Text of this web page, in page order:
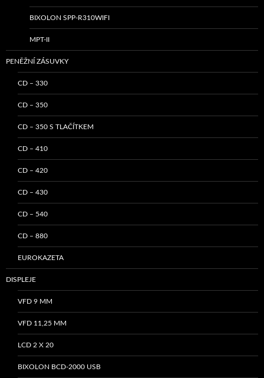
BIXOLON SPP-R310WIFI
MPT-II
PENĚŽNÍ ZÁSUVKY
CD – 330
CD – 350
CD – 350 S TLAČÍTKEM
CD – 410
CD – 420
CD – 430
CD – 540
CD – 880
EUROKAZETA
DISPLEJE
VFD 9 MM
VFD 11,25 MM
LCD 2 X 20
BIXOLON BCD-2000 USB